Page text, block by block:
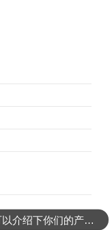
可以介绍下你们的产品么